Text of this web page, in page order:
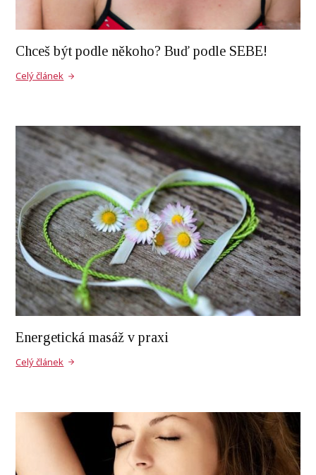
Chceš být podle někoho? Buď podle SEBE!
Celý článek
Energetická masáž v praxi
Celý článek